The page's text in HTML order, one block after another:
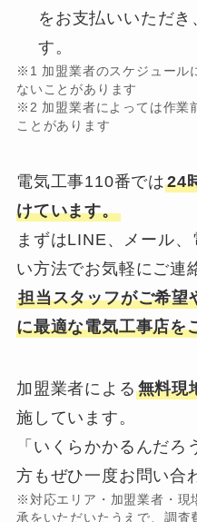
をお支払いいただき
す。
※1 加盟業者のスケジュール
ないことがあります
※2 加盟業者によっては作業
ことがあります
電気工事110番では24
けています。
まずはLINE、メール
い方法でお気軽にご連
担当スタッフがご希望
に最適な電気工事店を
加盟業者による 無料現
施しています。
「いくらかかるんだ
方もぜひ一度お問い合
※対応エリア・加盟業者・現
承をいただいたうえで、調査